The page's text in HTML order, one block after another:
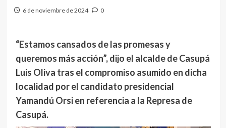
6 de noviembre de 2024 0
“Estamos cansados de las promesas y
queremos más acción”, dijo el alcalde de Casupá
Luis Oliva tras el compromiso asumido en dicha
localidad por el candidato presidencial
Yamandú Orsi en referencia a la Represa de
Casupá.